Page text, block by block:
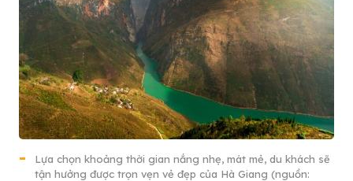
Lựa chọn khoảng thời gian nắng nhẹ, mát mẻ, du khách sẽ
tận hưởng được trọn vẹn vẻ đẹp của Hà Giang (nguồn: